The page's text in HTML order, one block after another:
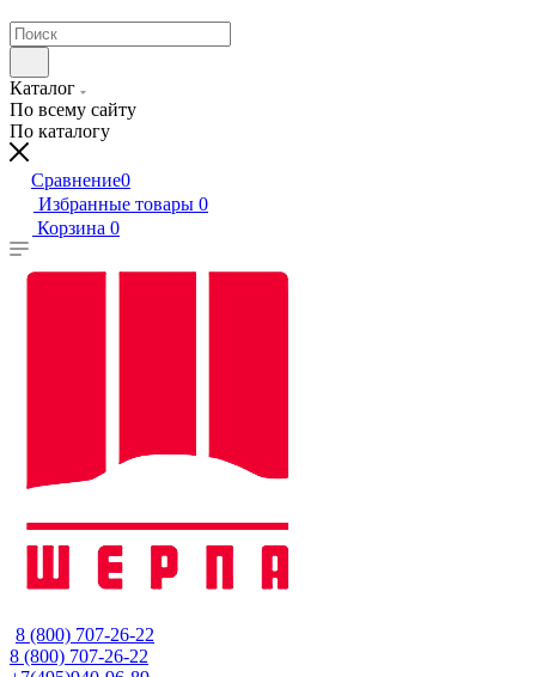
Каталог
По всему сайту
По каталогу
Сравнение0
Избранные товары 0
Корзина 0
8 (800) 707-26-22
8 (800) 707-26-22